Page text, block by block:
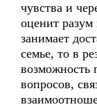
чувства и
оценит разум
занимает
семье, то в
возможность
вопросов,